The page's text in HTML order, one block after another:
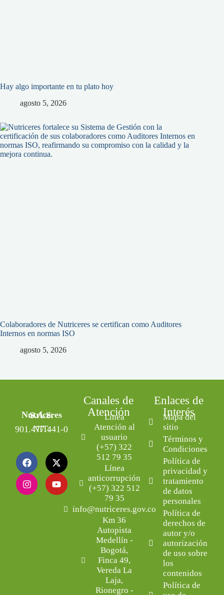
Hay algo importante en tu plato hoy
agosto 5, 2026
Colaboradores de Nutriceres se certifican como Auditores
Internos en normas ISO
agosto 5, 2026
Nutriceres S.A.S.
NIT: 901.477.441-0
Canales de
Atención
Línea
Atención al
usuario
(+57) 322
512 79 35
Línea
anticorrupción
(+57) 322 512
79 35
info@nutriceres.gov.co
Km 36
Autopista
Medellín -
Bogotá,
Finca 49,
Vereda La
Laja,
Rionegro -
Enlaces de
Interés
Mapa del
sitio
Términos y
Condiciones
Política de
privacidad y
tratamiento
de datos
personales
Política de
derechos de
autor y/o
autorización
de uso sobre
los
contenidos
Política de